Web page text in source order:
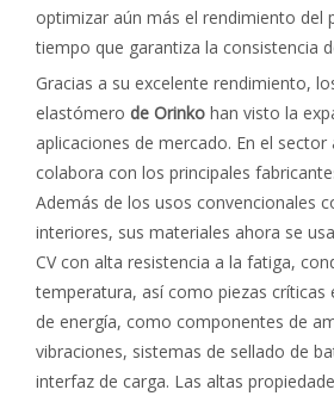
optimizar aún más el rendimiento del
tiempo que garantiza la consistencia
Gracias a su excelente rendimiento,
elastómero de Orinko han visto la
aplicaciones de mercado. En el
colabora con los principales
Además de los usos convencionales
interiores, sus materiales ahora se
CV con alta resistencia a la fatiga,
temperatura, así como piezas críticas
de energía, como componentes de
vibraciones, sistemas de sellado de
interfaz de carga. Las altas